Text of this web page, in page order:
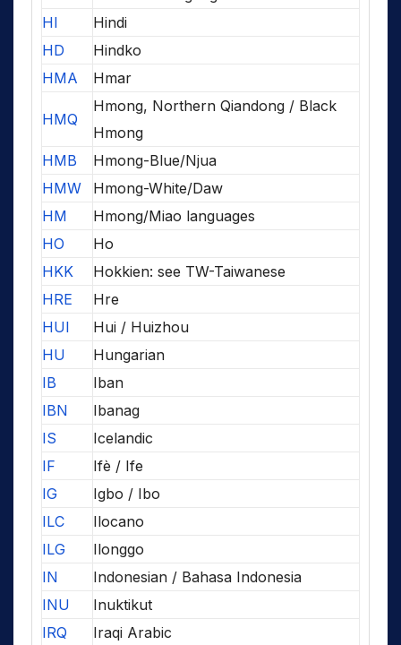
HI
Hindi
HD
Hindko
HMA
Hmar
HMQ
Hmong, Northern Qiandong / Black
Hmong
HMB
Hmong-Blue/Njua
HMW
Hmong-White/Daw
HM
Hmong/Miao languages
HO
Ho
HKK
Hokkien: see TW-Taiwanese
HRE
Hre
HUI
Hui / Huizhou
HU
Hungarian
IB
Iban
IBN
Ibanag
IS
Icelandic
IF
Ifè / Ife
IG
Igbo / Ibo
ILC
Ilocano
ILG
Ilonggo
IN
Indonesian / Bahasa Indonesia
INU
Inuktikut
IRQ
Iraqi Arabic